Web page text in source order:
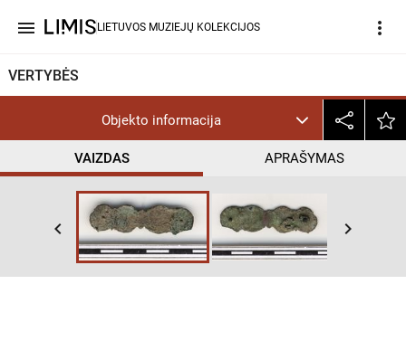
menu LIETUVOS MUZIEJŲ KOLEKCIJOS more_vert
VERTYBĖS
Objekto informacija
VAIZDAS APRAŠYMAS
keyboard_arrow_left keyboard_arrow_right